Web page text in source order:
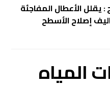
يقلل الأعطال المفاجئة
إصلاح الأسطح
المياه